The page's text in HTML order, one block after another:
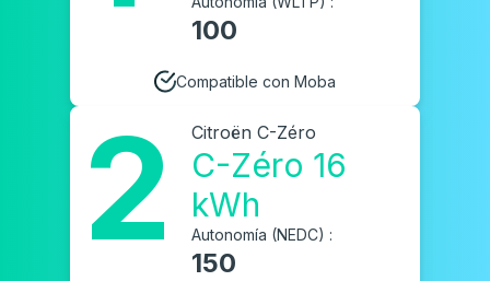
100
Compatible con Moba
2 Citroën C-Zéro
C-Zéro 16
kWh
Autonomía (NEDC) :
150